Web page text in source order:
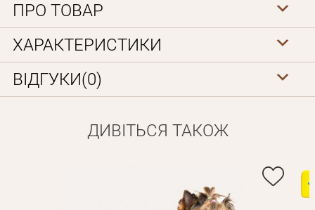
ПРО ТОВАР
ХАРАКТЕРИСТИКИ
ВІДГУКИ(0)
ДИВІТЬСЯ ТАКОЖ
Особисті дані
Вам на пошту буде відправлено лист з посиланням для